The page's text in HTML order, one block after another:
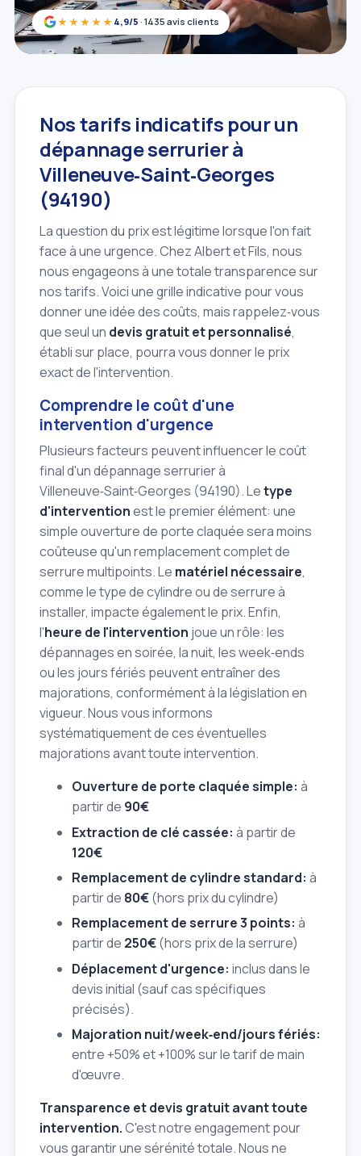
★★★★★ 4,9/5 · 1435 avis clients
Nos tarifs indicatifs pour un
dépannage serrurier à
Villeneuve‑Saint‑Georges
(94190)
La question du prix est légitime lorsque l'on fait
face à une urgence. Chez Albert et Fils, nous
nous engageons à une totale transparence sur
nos tarifs. Voici une grille indicative pour vous
donner une idée des coûts, mais rappelez‑vous
que seul un devis gratuit et personnalisé,
établi sur place, pourra vous donner le prix
exact de l'intervention.
Comprendre le coût d'une
intervention d'urgence
Plusieurs facteurs peuvent influencer le coût
final d'un dépannage serrurier à
Villeneuve‑Saint‑Georges (94190). Letype
d'interventionest le premier élément: une
simple ouverture de porte claquée sera moins
coûteuse qu'un remplacement complet de
serrure multipoints. Le matériel nécessaire,
comme le type de cylindre ou de serrure à
installer, impacte également le prix. Enfin,
l'heure de l'intervention joue un rôle: les
dépannages en soirée, la nuit, les week‑ends
ou les jours fériés peuvent entraîner des
majorations, conformément à la législation en
vigueur. Nous vous informons
systématiquement de ces éventuelles
majorations avant toute intervention.
Ouverture de porte claquée simple: à
partir de 90€
Extraction de clé cassée: à partir de
120€
Remplacement de cylindre standard: à
partir de 80€(hors prix du cylindre)
Remplacement de serrure 3 points: à
partir de 250€(hors prix de la serrure)
Déplacement d'urgence: inclus dans le
devis initial (sauf cas spécifiques
précisés).
Majoration nuit/week‑end/jours fériés:
entre +50% et +100% sur le tarif de main
d'œuvre.
Transparence et devis gratuit avant toute
intervention.C'est notre engagement pour
vous garantir une sérénité totale. Nous ne